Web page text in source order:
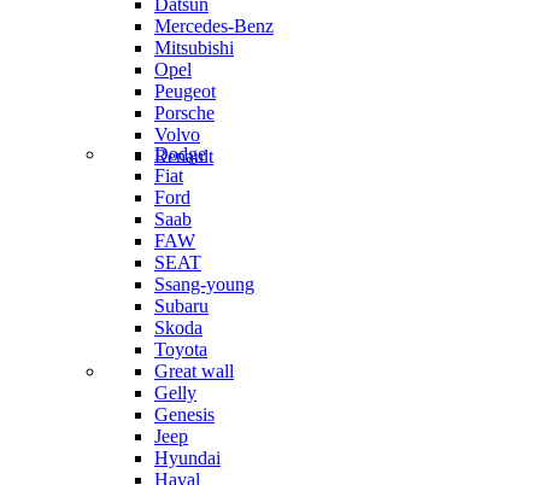
Datsun
Mercedes-Benz
Mitsubishi
Opel
Peugeot
Porsche
Volvo
Renault
Dodge
Fiat
Ford
Saab
FAW
SEAT
Ssang-young
Subaru
Skoda
Toyota
Great wall
Gelly
Genesis
Jeep
Hyundai
Haval